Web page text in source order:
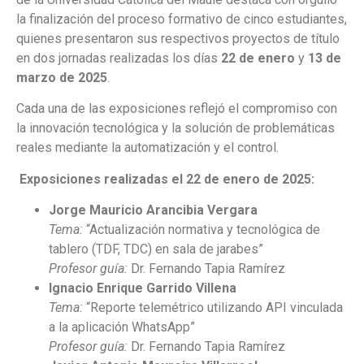
la finalización del proceso formativo de cinco estudiantes,
quienes presentaron sus respectivos proyectos de título
en dos jornadas realizadas los días 22 de enero y 13 de
marzo de 2025
Cada una de las exposiciones reflejó el compromiso con
la innovación tecnológica y la solución de problemáticas
reales mediante la automatización y el control.
Exposiciones realizadas el 22 de enero de 2025:
Jorge Mauricio Arancibia Vergara
Tema: “Actualización normativa y tecnológica de
tablero (TDF, TDC) en sala de jarabes”
Profesor guía: Dr. Fernando Tapia Ramírez
Ignacio Enrique Garrido Villena
Tema: “Reporte telemétrico utilizando API vinculada
a la aplicación WhatsApp”
Profesor guía: Dr. Fernando Tapia Ramírez